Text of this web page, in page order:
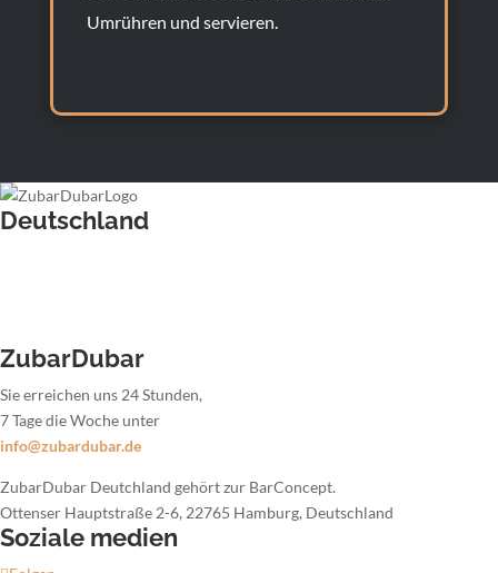
Umrühren und servieren.
Deutschland
ZubarDubar
Sie erreichen uns 24 Stunden,
7 Tage die Woche unter
info@zubardubar.de
ZubarDubar Deutchland gehört zur BarConcept.
Ottenser Hauptstraße 2-6, 22765 Hamburg, Deutschland
Soziale medien